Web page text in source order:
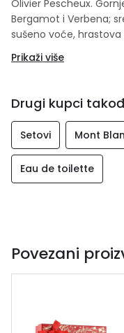
Olivier Pescheux.
Bergamot i Verbena;
sušeno voće,
Prikaži više
Drugi kupci
Setovi Mont
Eau de toilette
Povezani